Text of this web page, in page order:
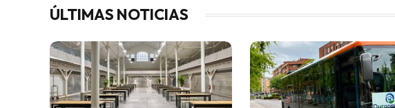
ÚLTIMAS NOTICIAS